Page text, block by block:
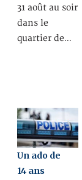
31 août au soir
dans le
quartier de…
Un ado de
14 ans